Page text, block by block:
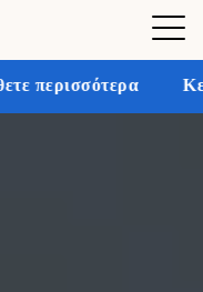
Κερδίστε έως και